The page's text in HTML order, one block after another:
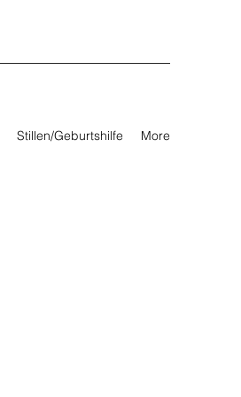
Stillen/Geburtshilfe More